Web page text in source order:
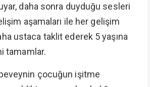
daha sonra duyduğu sesleri
aşamaları ile her gelişim
ustaca taklit ederek 5 yaşına
tamamlar.
çocuğun işitme